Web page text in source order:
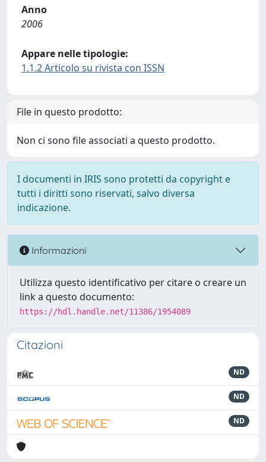
Anno
2006
Appare nelle tipologie:
1.1.2 Articolo su rivista con ISSN
File in questo prodotto:
Non ci sono file associati a questo prodotto.
I documenti in IRIS sono protetti da copyright e
tutti i diritti sono riservati, salvo diversa
indicazione.
Informazioni
Utilizza questo identificativo per citare o creare un
link a questo documento:
https://hdl.handle.net/11386/1954089
Citazioni
ND
ND
ND